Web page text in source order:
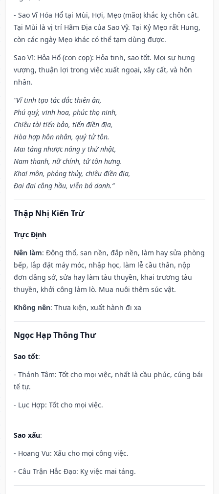
- Sao Vĩ Hỏa Hổ tại Mùi, Hợi, Mẹo (mão) khắc kỵ chôn cất.
Tại Mùi là vị trí Hãm Địa của Sao Vỹ. Tại Kỷ Mẹo rất Hung,
còn các ngày Mẹo khác có thể tạm dùng được.
Sao Vĩ: Hỏa Hổ (con cọp): Hỏa tinh, sao tốt. Mọi sự hưng
vượng, thuận lợi trong việc xuất ngoại, xây cất, và hôn
nhân.
“Vĩ tinh tạo tác đắc thiên ân,
Phú quý, vinh hoa, phúc thọ ninh,
Chiêu tài tiến bảo, tiến điền địa,
Hòa hợp hôn nhân, quý tử tôn.
Mai táng nhược năng y thử nhật,
Nam thanh, nữ chính, tử tôn hưng.
Khai môn, phóng thủy, chiêu điền địa,
Đại đại công hầu, viễn bá danh.”
Thập Nhị Kiến Trừ
Trực Định
Nên làm: Động thổ, san nền, đắp nền, làm hay sửa phòng
bếp, lắp đặt máy móc, nhập học, làm lễ cầu thân, nộp
đơn dâng sớ, sửa hay làm tàu thuyền, khai trương tàu
thuyền, khởi công làm lò. Mua nuôi thêm súc vật.
Không nên: Thưa kiện, xuất hành đi xa
Ngọc Hạp Thông Thư
Sao tốt:
- Thánh Tâm: Tốt cho mọi việc, nhất là cầu phúc, cúng bái
tế tự.
- Lục Hợp: Tốt cho mọi việc.
Sao xấu:
- Hoang Vu: Xấu cho mọi công việc.
- Câu Trận Hắc Đạo: Kỵ việc mai táng.